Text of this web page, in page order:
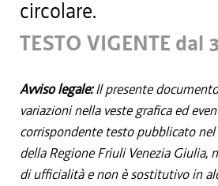
circolare.
TESTO VIGENTE
Avviso legale:Il presente
variazioni nella veste grafica ed
corrispondente testo pubblicato
della Regione Friuli Venezia Giulia,
di ufficialità e non è sostitutivo in